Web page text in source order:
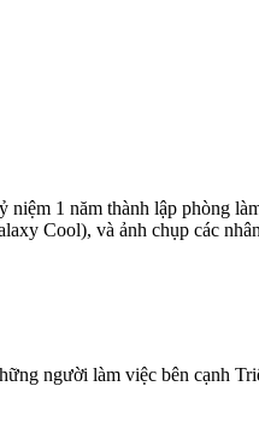
1 năm thành lập phòng
Cool), và ảnh chụp các
người làm việc bên cạnh